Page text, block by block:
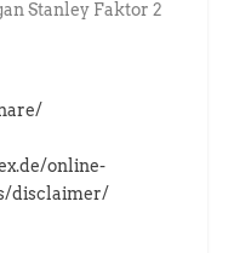
Stanley Faktor 2
online-
disclaimer/